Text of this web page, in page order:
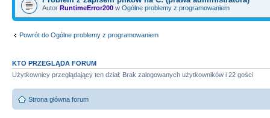
Autor RuntimeError200 w Ogólne problemy z programowaniem
Powrót do Ogólne problemy z programowaniem
KTO PRZEGLĄDA FORUM
Użytkownicy przeglądający ten dział: Brak zalogowanych użytkowników i 22 gości
Strona główna forum